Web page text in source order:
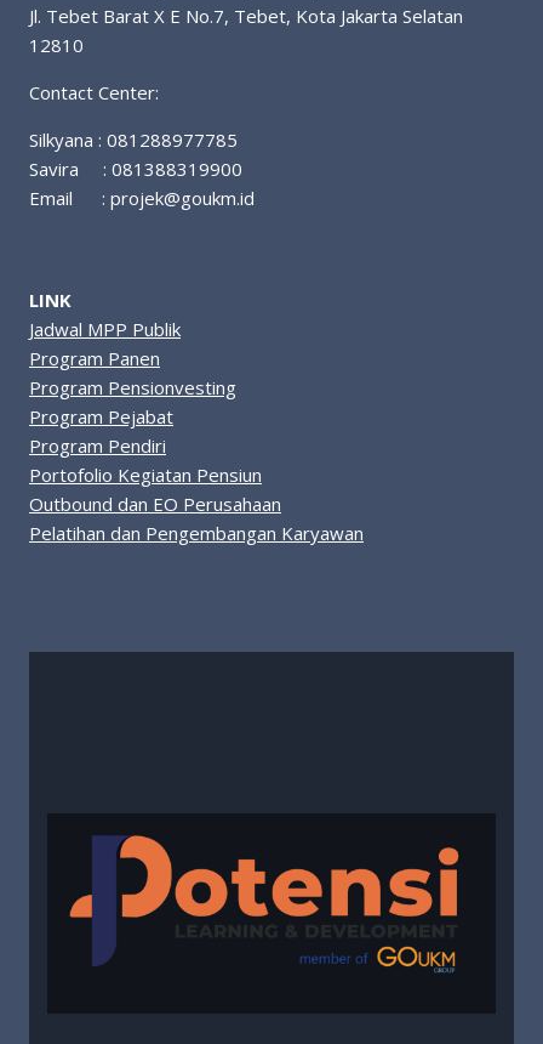
Jl. Tebet Barat X E No.7, Tebet, Kota Jakarta Selatan
12810
Contact Center:
Silkyana : 081288977785
Savira : 081388319900
Email : projek@goukm.id
LINK
Jadwal MPP Publik
Program Panen
Program Pensionvesting
Program Pejabat
Program Pendiri
Portofolio Kegiatan Pensiun
Outbound dan EO Perusahaan
Pelatihan dan Pengembangan Karyawan